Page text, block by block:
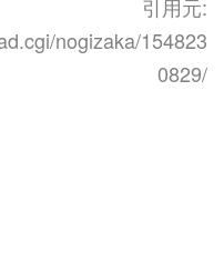
引用元:
nogizaka/154823
0829/